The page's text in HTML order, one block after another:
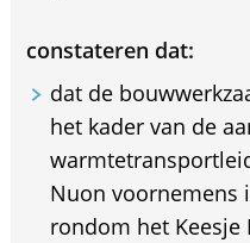
constateren dat:
dat de
het kader van de
Nuon voornemens
rondom het Keesje